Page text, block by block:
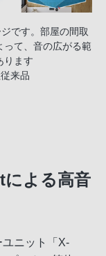
です。部屋の間取
って、音の広がる範
ります
来品
よる高音
ニット「X-